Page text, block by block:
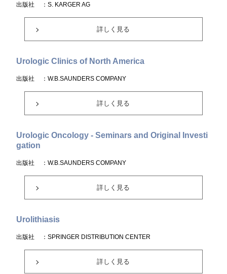
出版社 ：S. KARGER AG
詳しく見る
Urologic Clinics of North America
出版社 ：W.B.SAUNDERS COMPANY
詳しく見る
Urologic Oncology - Seminars and Original Investi
gation
出版社 ：W.B.SAUNDERS COMPANY
詳しく見る
Urolithiasis
出版社 ：SPRINGER DISTRIBUTION CENTER
詳しく見る